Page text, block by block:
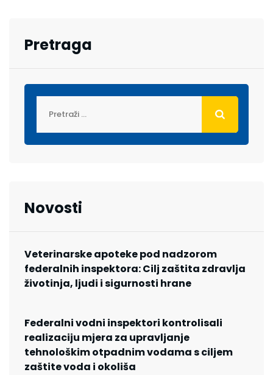
Pretraga
Novosti
Veterinarske apoteke pod nadzorom
federalnih inspektora: Cilj zaštita zdravlja
životinja, ljudi i sigurnosti hrane
Federalni vodni inspektori kontrolisali
realizaciju mjera za upravljanje
tehnološkim otpadnim vodama s ciljem
zaštite voda i okoliša